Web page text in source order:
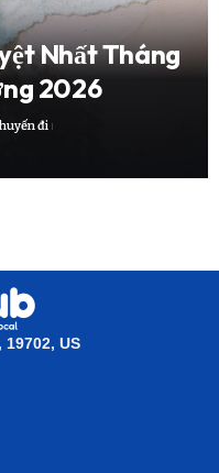
Nhất Tháng
2026
đi
US